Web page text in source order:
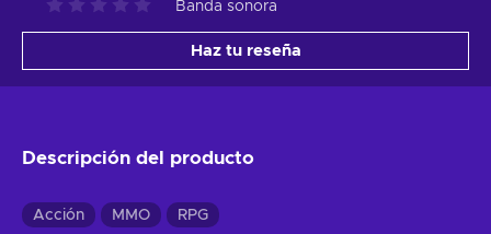
Banda sonora
Haz tu reseña
Descripción del producto
Acción MMO RPG